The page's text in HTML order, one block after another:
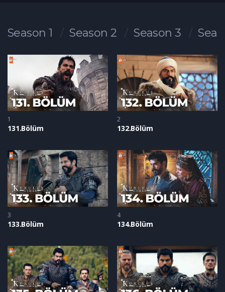
Season 1 Season 2 Season 3
1
131.Bölüm
2
132.Bölüm
3
133.Bölüm
4
134.Bölüm